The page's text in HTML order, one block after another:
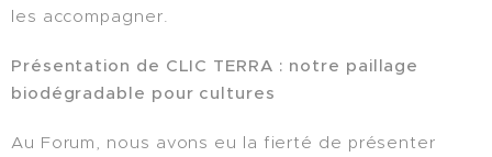
les accompagner.
Présentation de CLIC TERRA : notre paillage
biodégradable pour cultures
Au Forum, nous avons eu la fierté de présenter